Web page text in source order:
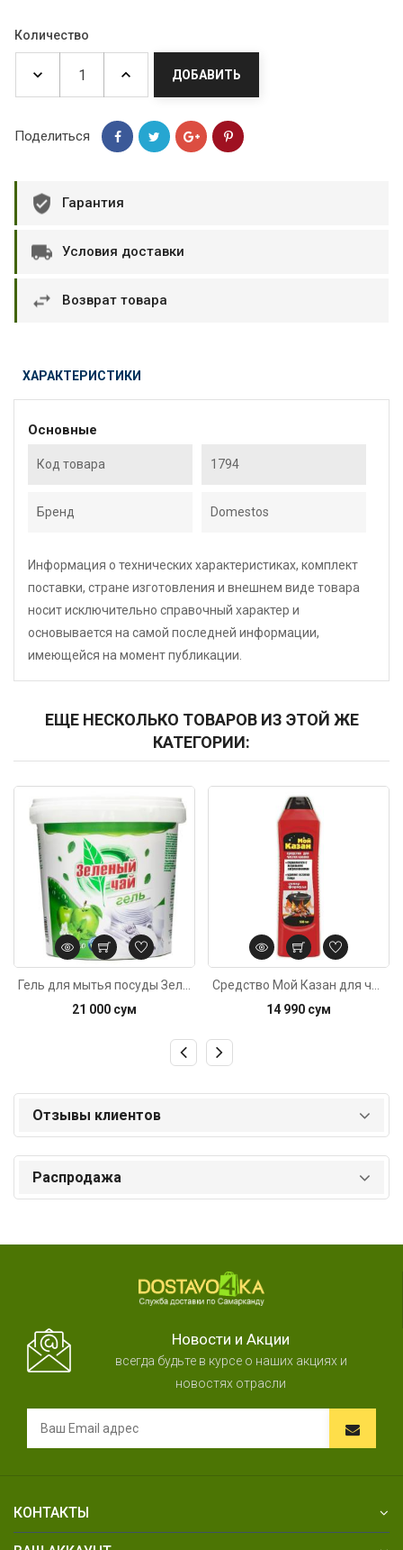
Количество
ДОБАВИТЬ
Поделиться
Гарантия
Условия доставки
Возврат товара
ХАРАКТЕРИСТИКИ
Основные
Код товара 1794
Бренд Domestos
Информация о технических характеристиках, комплект
поставки, стране изготовления и внешнем виде товара
носит исключительно справочный характер и
основывается на самой последней информации,
имеющейся на момент публикации.
ЕЩЕ НЕСКОЛЬКО ТОВАРОВ ИЗ ЭТОЙ ЖЕ
КАТЕГОРИИ:
21 000 сум
Код: 3330
14 990 сум
Отзывы клиентов
Распродажа
Новости и Акции
всегда будьте в курсе о наших акциях и
новостях отрасли
КОНТАКТЫ